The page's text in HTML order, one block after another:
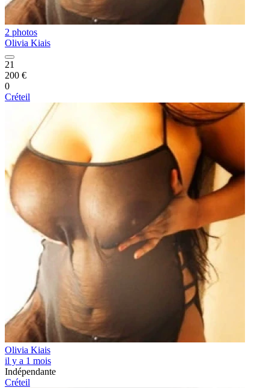
2 photos
Olivia Kiais
21
200 €
0
Créteil
Olivia Kiais
il y a 1 mois
Indépendante
Créteil